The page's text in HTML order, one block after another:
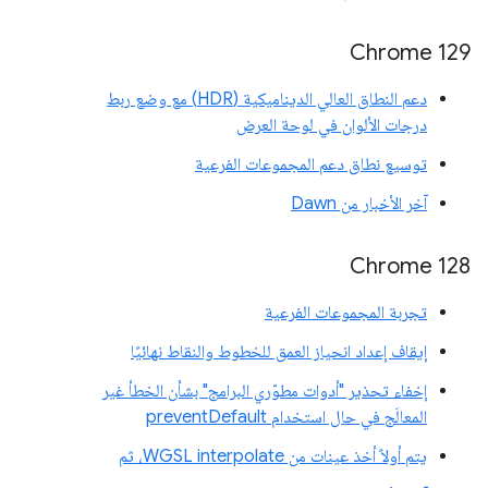
Chrome 129
دعم النطاق العالي الديناميكية (HDR) مع وضع ربط
درجات الألوان في لوحة العرض
توسيع نطاق دعم المجموعات الفرعية
آخر الأخبار من Dawn
‫Chrome 128
تجربة المجموعات الفرعية
إيقاف إعداد انحياز العمق للخطوط والنقاط نهائيًا
إخفاء تحذير "أدوات مطوّري البرامج" بشأن الخطأ غير
المعالَج في حال استخدام preventDefault
يتم أولاً أخذ عينات من WGSL interpolate، ثم